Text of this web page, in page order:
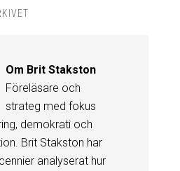
Om Brit Stakston
Föreläsare och
strateg med fokus
demokrati och
Brit Stakston har
analyserat hur